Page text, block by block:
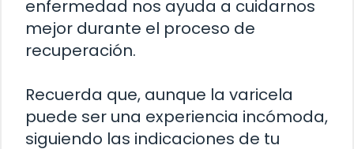
enfermedad nos ayuda a cuidarnos
mejor durante el proceso de
recuperación.
Recuerda que, aunque la varicela
puede ser una experiencia incómoda,
siguiendo las indicaciones de tu